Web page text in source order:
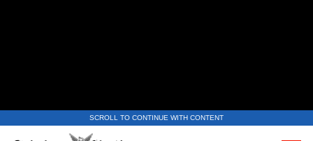
SCROLL TO CONTINUE WITH CONTENT